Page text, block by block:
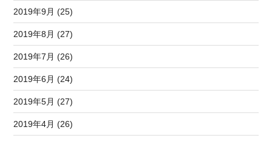
2019年9月 (25)
2019年8月 (27)
2019年7月 (26)
2019年6月 (24)
2019年5月 (27)
2019年4月 (26)